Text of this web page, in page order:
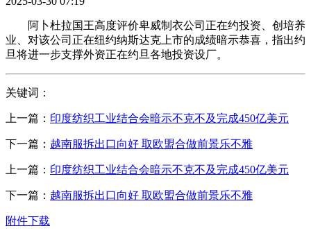
阿卜杜拉国王高度评价卑威制衣公司正在约投资、创培养
业、对该公司正在纽约纳斯达克上市的成绩暗示恭喜，指出约
旦将进一步支撑外资正在约旦各地投资设厂。
关键词：
上一篇： 印度纺织工业结合会暗示不克不及完成450亿美元
下一篇： 越南服拆出口向好 取欧盟合做前景乐不雅
上一篇： 印度纺织工业结合会暗示不克不及完成450亿美元
下一篇： 越南服拆出口向好 取欧盟合做前景乐不雅
附件下载